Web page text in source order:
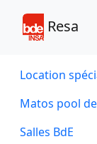
Resa
Location
Matos pool
Salles BdE